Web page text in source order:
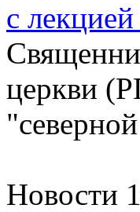
с
церкви
Новости